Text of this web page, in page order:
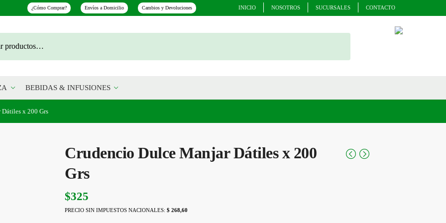
¿Cómo Comprar? Envíos a Domicilio Cambios y Devoluciones INICIO NOSOTROS SUCURSALES CONTACTO
BEBIDAS & INFUSIONES
x 200 Grs
Crudencio Dulce Manjar Dátiles x 200
Grs
$325
PRECIO SIN IMPUESTOS NACIONALES:$ 268,60